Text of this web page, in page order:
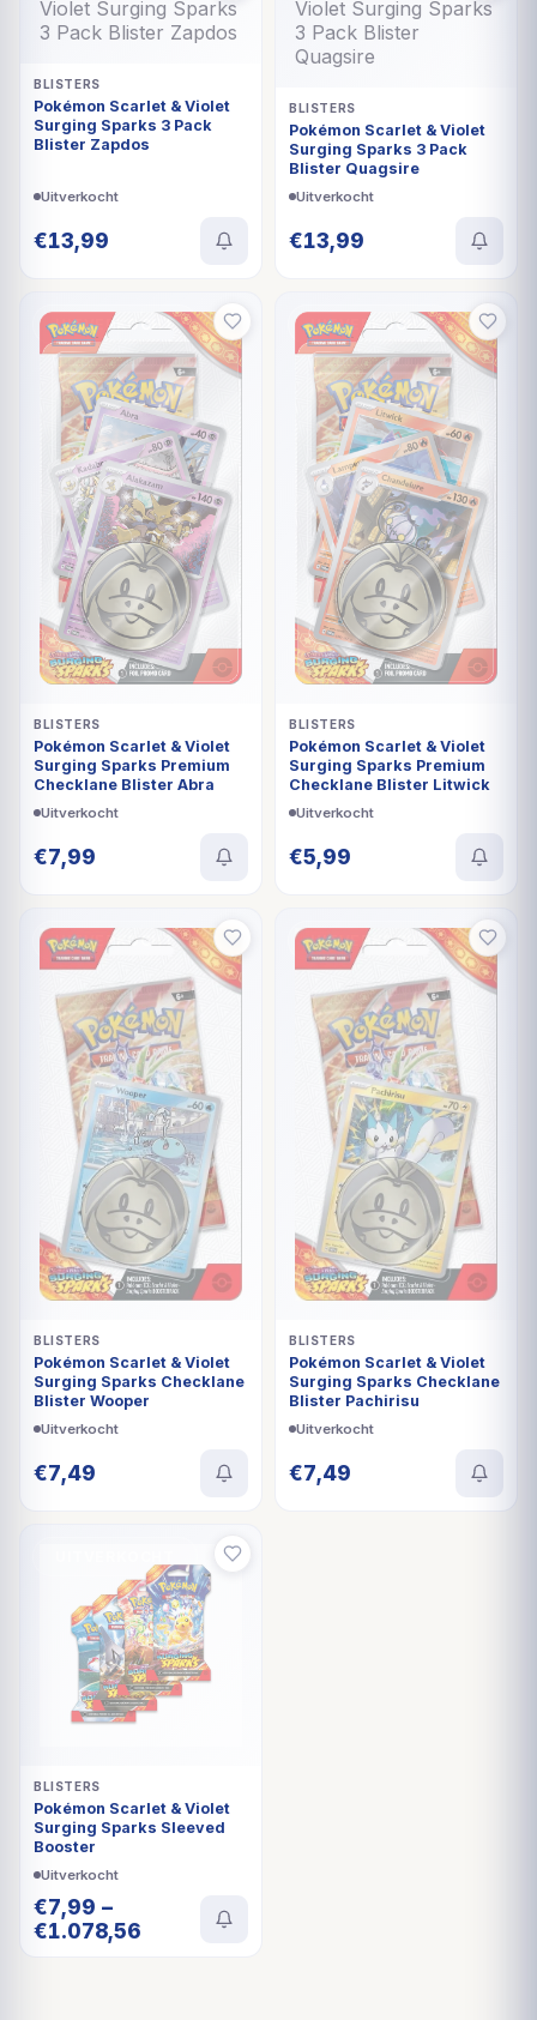
BLISTERS
Pokémon Scarlet & Violet
Surging Sparks 3 Pack
Blister Zapdos
Uitverkocht
€13,99
BLISTERS
Pokémon Scarlet & Violet
Surging Sparks 3 Pack
Blister Quagsire
Uitverkocht
€13,99
UITVERKOCHT
BLISTERS
Pokémon Scarlet & Violet
Surging Sparks Premium
Checklane Blister Abra
Uitverkocht
€7,99
UITVERKOCHT
BLISTERS
Pokémon Scarlet & Violet
Surging Sparks Premium
Checklane Blister Litwick
Uitverkocht
€5,99
UITVERKOCHT
BLISTERS
Pokémon Scarlet & Violet
Surging Sparks Checklane
Blister Wooper
Uitverkocht
€7,49
UITVERKOCHT
BLISTERS
Pokémon Scarlet & Violet
Surging Sparks Checklane
Blister Pachirisu
Uitverkocht
€7,49
BLISTERS
Pokémon Scarlet & Violet
Surging Sparks Sleeved
Booster
Uitverkocht
€7,99 –
€1.078,56